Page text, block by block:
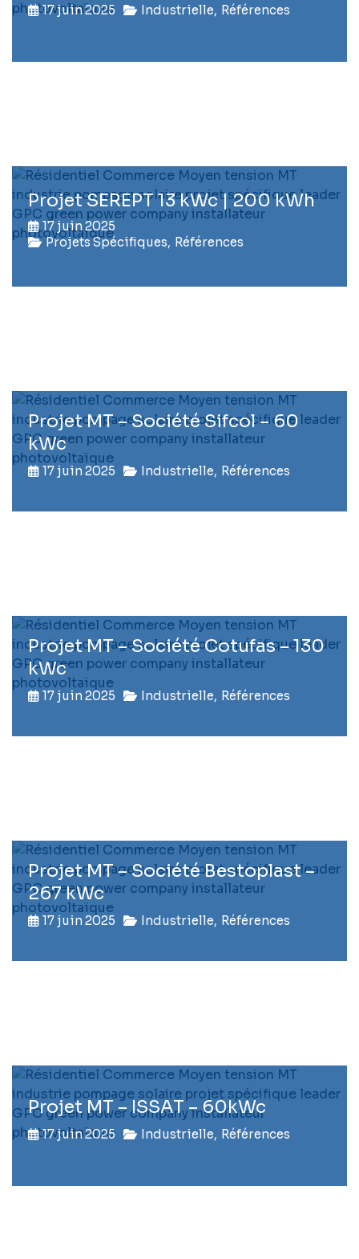
17 juin 2025 Industrielle, Références
Projet SEREPT 13 kWc | 200 kWh
17 juin 2025
Projets Spécifiques, Références
Projet MT – Société Sifcol – 60
kWc
17 juin 2025 Industrielle, Références
Projet MT – Société Cotufas – 130
kWc
17 juin 2025 Industrielle, Références
Projet MT – Société Bestoplast –
267 kWc
17 juin 2025 Industrielle, Références
Projet MT – ISSAT – 60kWc
17 juin 2025 Industrielle, Références